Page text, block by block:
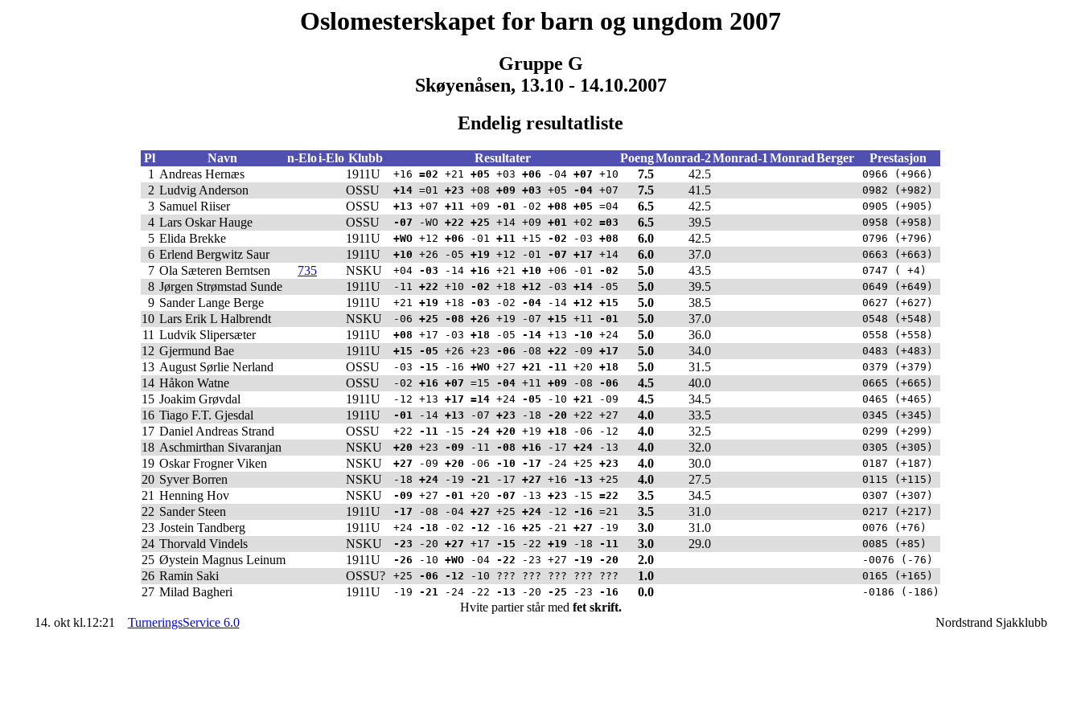
Oslomesterskapet for barn og ungdom 2007
Gruppe G
Skøyenåsen, 13.10 - 14.10.2007
Endelig resultatliste
Pl Navn n-Eloi-Elo Klubb Resultater PoengMonrad-2Monrad-1 MonradBerger
Prestasjon
1 Andreas Hernæs 1911U +16 =02 +21 +05 +03 +06 -04 +07 +10 7.5 42.5 0966 (+966)
2 Ludvig Anderson OSSU +14 =01 +23 +08 +09 +03 +05 -04 +07 7.5 41.5 0982 (+982)
3 Samuel Riiser OSSU +13 +07 +11 +09 -01 -02 +08 +05 =04 6.5 42.5 0905 (+905)
4 Lars Oskar Hauge OSSU -07 -WO +22 +25 +14 +09 +01 +02 =03 6.5 39.5 0958 (+958)
5 Elida Brekke 1911U +WO +12 +06 -01 +11 +15 -02 -03 +08 6.0 42.5 0796 (+796)
6 Erlend Bergwitz Saur 1911U +10 +26 -05 +19 +12 -01 -07 +17 +14 6.0 37.0 0663 (+663)
7 Ola Sæteren Berntsen 735 NSKU +04 -03 -14 +16 +21 +10 +06 -01 -02 5.0 43.5 0747 ( +4)
8 Jørgen Strømstad Sunde 1911U -11 +22 +10 -02 +18 +12 -03 +14 -05 5.0 39.5 0649 (+649)
9 Sander Lange Berge 1911U +21 +19 +18 -03 -02 -04 -14 +12 +15 5.0 38.5 0627 (+627)
10 Lars Erik L Halbrendt NSKU -06 +25 -08 +26 +19 -07 +15 +11 -01 5.0 37.0 0548 (+548)
11 Ludvik Slipersæter 1911U +08 +17 -03 +18 -05 -14 +13 -10 +24 5.0 36.0 0558 (+558)
12 Gjermund Bae 1911U +15 -05 +26 +23 -06 -08 +22 -09 +17 5.0 34.0 0483 (+483)
13 August Sørlie Nerland OSSU -03 -15 -16 +WO +27 +21 -11 +20 +18 5.0 31.5 0379 (+379)
14 Håkon Watne OSSU -02 +16 +07 =15 -04 +11 +09 -08 -06 4.5 40.0 0665 (+665)
15 Joakim Grøvdal 1911U -12 +13 +17 =14 +24 -05 -10 +21 -09 4.5 34.5 0465 (+465)
16 Tiago F.T. Gjesdal 1911U -01 -14 +13 -07 +23 -18 -20 +22 +27 4.0 33.5 0345 (+345)
17 Daniel Andreas Strand OSSU +22 -11 -15 -24 +20 +19 +18 -06 -12 4.0 32.5 0299 (+299)
18 Aschmirthan Sivaranjan NSKU +20 +23 -09 -11 -08 +16 -17 +24 -13 4.0 32.0 0305 (+305)
19 Oskar Frogner Viken NSKU +27 -09 +20 -06 -10 -17 -24 +25 +23 4.0 30.0 0187 (+187)
20 Syver Borren NSKU -18 +24 -19 -21 -17 +27 +16 -13 +25 4.0 27.5 0115 (+115)
21 Henning Hov NSKU -09 +27 -01 +20 -07 -13 +23 -15 =22 3.5 34.5 0307 (+307)
22 Sander Steen 1911U -17 -08 -04 +27 +25 +24 -12 -16 =21 3.5 31.0 0217 (+217)
23 Jostein Tandberg 1911U +24 -18 -02 -12 -16 +25 -21 +27 -19 3.0 31.0 0076 (+76)
24 Thorvald Vindels NSKU -23 -20 +27 +17 -15 -22 +19 -18 -11 3.0 29.0 0085 (+85)
25 Øystein Magnus Leinum 1911U -26 -10 +WO -04 -22 -23 +27 -19 -20 2.0 -0076 (-76)
26 Ramin Saki OSSU? +25 -06 -12 -10 ??? ??? ??? ??? ??? 1.0 0165 (+165)
27 Milad Bagheri 1911U -19 -21 -24 -22 -13 -20 -25 -23 -16 0.0 -0186 (-186)
Hvite partier står med fet skrift.
14. okt kl.12:21 TurneringsService 6.0 Nordstrand Sjakklubb